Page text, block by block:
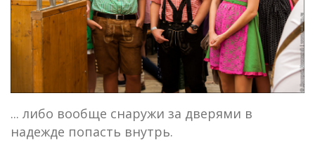
... либо вообще снаружи за дверями в
надежде попасть внутрь.